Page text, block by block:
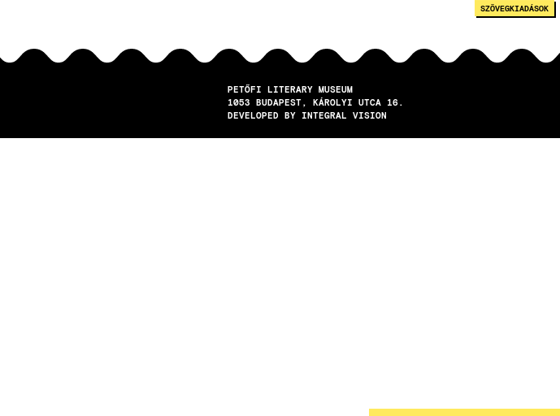
SZÖVEGKIADÁSOK
PETŐFI LITERARY MUSEUM
1053
BUDAPEST
KÁROLYI UTCA 16.
DEVELOPED BY INTEGRAL VISION